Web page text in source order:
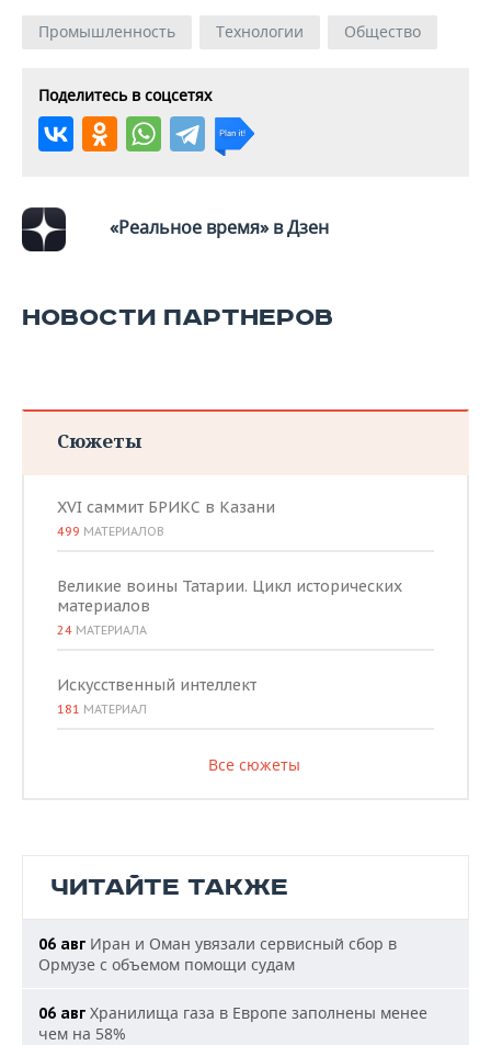
Промышленность Технологии Общество
Поделитесь в соцсетях
«Реальное время» в Дзен
НОВОСТИ ПАРТНЕРОВ
Сюжеты
XVI саммит БРИКС в Казани
499 МАТЕРИАЛОВ
Великие воины Татарии. Цикл исторических
материалов
24 МАТЕРИАЛА
Искусственный интеллект
181 МАТЕРИАЛ
Все сюжеты
ЧИТАЙТЕ ТАКЖЕ
06 авг Иран и Оман увязали сервисный сбор в
Ормузе с объемом помощи судам
06 авг Хранилища газа в Европе заполнены менее
чем на 58%